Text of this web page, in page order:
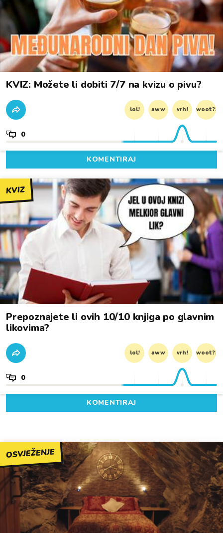
KVIZ: Možete li dobiti 7/7 na kvizu o pivu?
lol! aww vrh! woot?!
0
KOMENTIRAJ
KVIZ
Prepoznajete li ovih 10/10 knjiga po glavnim
likovima?
lol! aww vrh! woot?!
0
KOMENTIRAJ
OSVJEŽENJE